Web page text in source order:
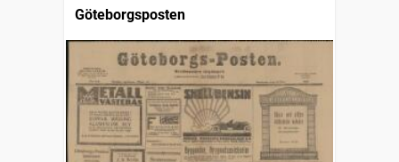
Göteborgsposten